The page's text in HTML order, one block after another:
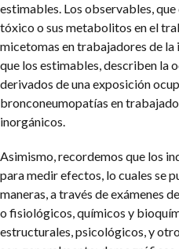
estimables. Los observables,
tóxico o sus metabolitos en el
micetomas en trabajadores de
que los estimables, describen la
derivados de una exposición
bronconeumopatías en
inorgánicos.
Asimismo, recordemos que los
para medir efectos, lo cuales se
maneras, a través de exámenes
o fisiológicos, químicos y
estructurales, psicológicos, y